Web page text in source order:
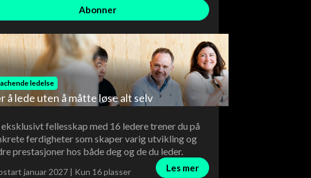
ledelse
å lede uten å måtte løse alt selv
fellesskap med 16 ledere trener du på
ferdigheter som skaper varig utvikling og
prestasjoner hos både deg og de du leder.
januar 2027 | Kun 16 plasser Les mer